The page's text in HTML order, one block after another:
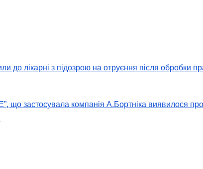
до лікарні з підозрою на отруєння після обробки
що застосувала компанія А.Бортніка виявилося